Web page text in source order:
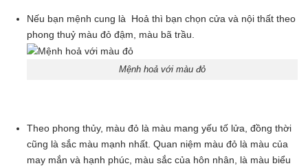
Nếu bạn mệnh cung là Hoả thì bạn chọn cửa và nội thất theo
phong thuỷ màu đỏ đậm, màu bã trầu.
Mệnh hoả với màu đỏ
Theo phong thủy, màu đỏ là màu mang yếu tố lửa, đồng thời
cũng là sắc màu mạnh nhất. Quan niệm màu đỏ là màu của
may mắn và hạnh phúc, màu sắc của hôn nhân, là màu biểu